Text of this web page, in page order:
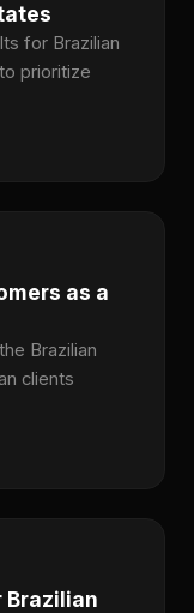
for Brazilian
prioritize
as a
Brazilian
clients
Brazilian